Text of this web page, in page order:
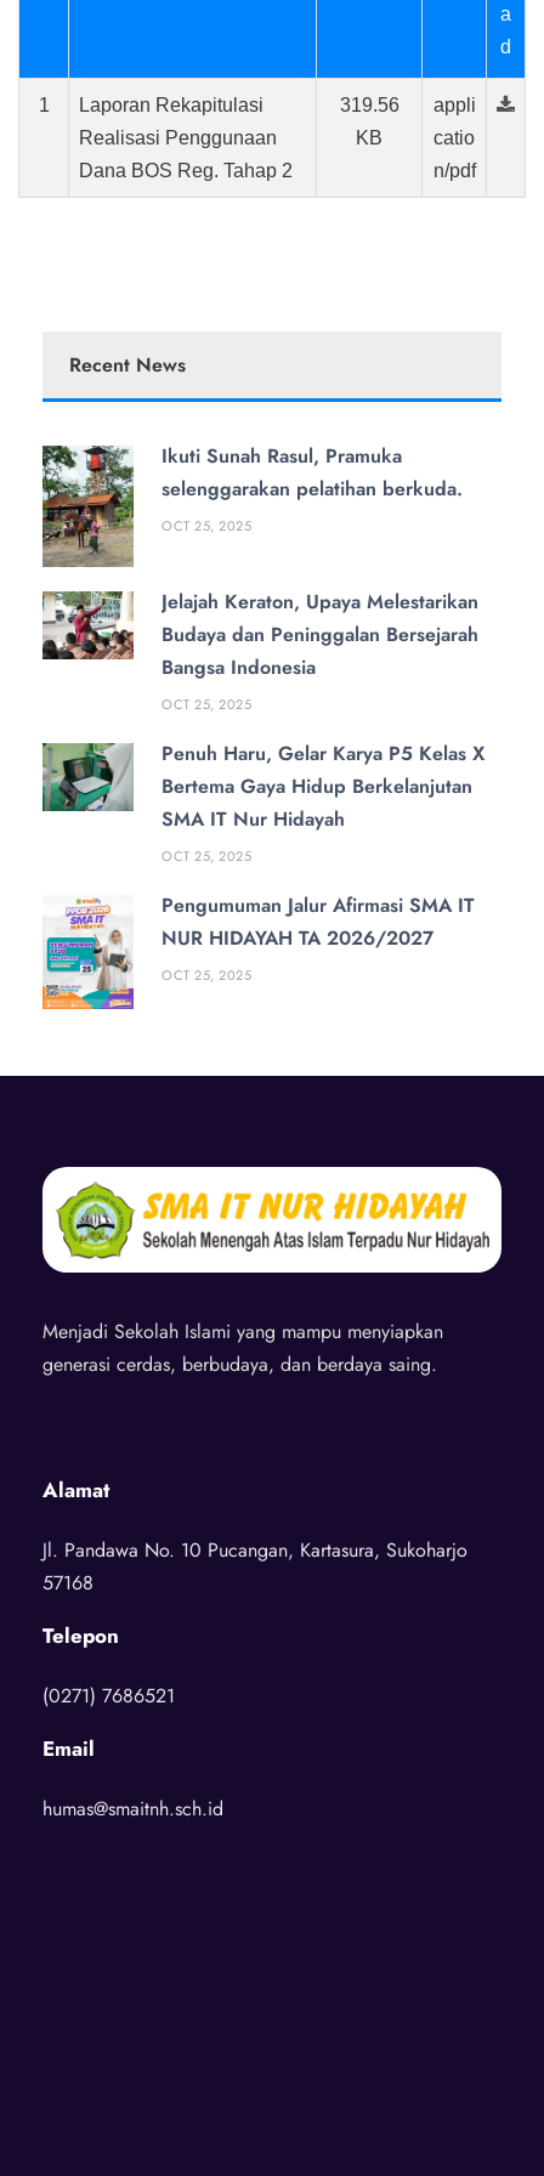
a
d
1
Laporan Rekapitulasi
Realisasi Penggunaan
Dana BOS Reg. Tahap 2
319.56
KB
appli
catio
n/pdf
Recent News
Ikuti Sunah Rasul, Pramuka
selenggarakan pelatihan berkuda.
OCT 25, 2025
Jelajah Keraton, Upaya Melestarikan
Budaya dan Peninggalan Bersejarah
Bangsa Indonesia
OCT 25, 2025
Penuh Haru, Gelar Karya P5 Kelas X
Bertema Gaya Hidup Berkelanjutan
SMA IT Nur Hidayah
OCT 25, 2025
Pengumuman Jalur Afirmasi SMA IT
NUR HIDAYAH TA 2026/2027
OCT 25, 2025
Menjadi Sekolah Islami yang mampu menyiapkan
generasi cerdas, berbudaya, dan berdaya saing.
Alamat
Jl. Pandawa No. 10 Pucangan, Kartasura, Sukoharjo
57168
Telepon
(0271) 7686521
Email
humas@smaitnh.sch.id